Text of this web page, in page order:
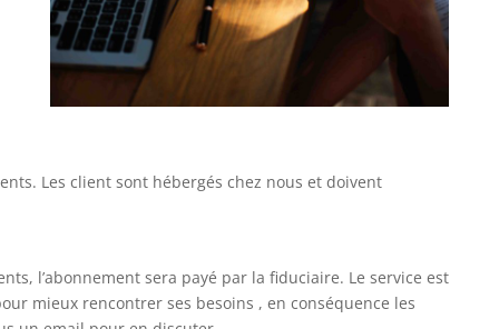
Les client sont hébergés chez nous et doivent
l’abonnement sera payé par la fiduciaire. Le service est
mieux rencontrer ses besoins , en conséquence les